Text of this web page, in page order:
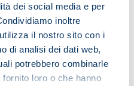
dei social media e per
inoltre
il nostro sito con i
di analisi dei dati web,
potrebbero combinarle
loro o che hanno
(14 June); Scotland v
v Brazil (25 June)
(16 June); Uruguay